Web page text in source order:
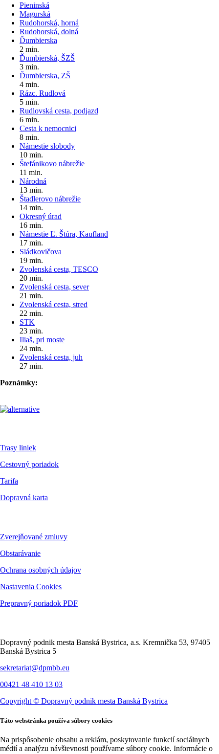
Pieninská
Magurská
Rudohorská, horná
Rudohorská, dolná
Ďumbierska
2 min.
Ďumbierská, ŠZŠ
3 min.
Ďumbierska, ZŠ
4 min.
Rázc. Rudlová
5 min.
Rudlovská cesta, podjazd
6 min.
Cesta k nemocnici
8 min.
Námestie slobody
10 min.
Štefánikovo nábrežie
11 min.
Národná
13 min.
Štadlerovo nábrežie
14 min.
Okresný úrad
16 min.
Námestie Ľ. Štúra, Kaufland
17 min.
Sládkovičova
19 min.
Zvolenská cesta, TESCO
20 min.
Zvolenská cesta, sever
21 min.
Zvolenská cesta, stred
22 min.
STK
23 min.
Iliaš, pri moste
24 min.
Zvolenská cesta, juh
27 min.
Poznámky:
Trasy liniek
Cestovný poriadok
Tarifa
Dopravná karta
Zverejňované zmluvy
Obstarávanie
Ochrana osobných údajov
Nastavenia Cookies
Prepravný poriadok PDF
Dopravný podnik mesta Banská Bystrica, a.s. Kremnička 53, 97405
Banská Bystrica 5
sekretariat@dpmbb.eu
00421 48 410 13 03
Copyright © Dopravný podnik mesta Banská Bystrica
Táto webstránka používa súbory cookies
Na prispôsobenie obsahu a reklám, poskytovanie funkcií sociálnych
médií a analýzu návštevnosti používame súbory cookie. Informácie o